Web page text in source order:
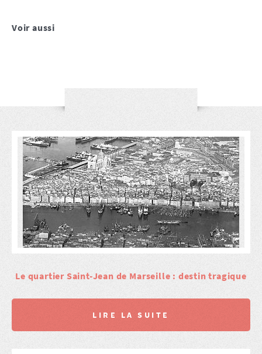
Voir aussi
Le quartier Saint-Jean de Marseille : destin tragique
LIRE LA SUITE